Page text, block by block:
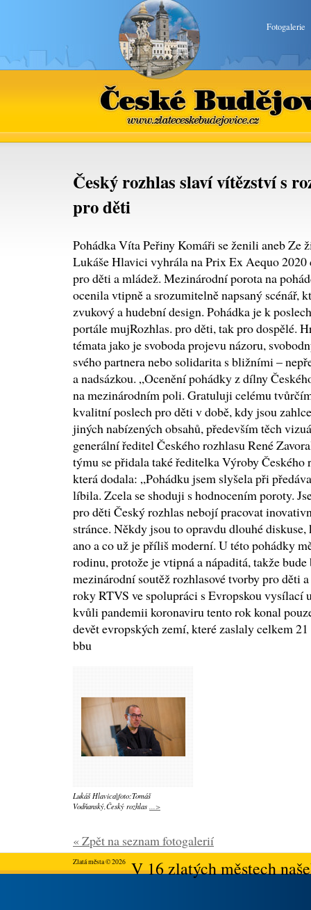
Fotogalerie
České Budějovice
www.zlateceskebudejovice.cz
Český rozhlas slaví vítězství s
pro děti
Pohádka Víta Peřiny Komáři se ženili aneb Ze
Lukáše Hlavici vyhrála na Prix Ex Aequo 2020
pro děti a mládež. Mezinárodní porota na
ocenila vtipně a srozumitelně napsaný scénář,
zvukový a hudební design. Pohádka je k
portále mujRozhlas. pro děti, tak pro dospělé.
témata jako je svoboda projevu názoru,
svého partnera nebo solidarita s bližními –
a nadsázkou. „Ocenění pohádky z dílny
na mezinárodním poli. Gratuluji celému
kvalitní poslech pro děti v době, kdy jsou
jiných nabízených obsahů, především těch
generální ředitel Českého rozhlasu René
týmu se přidala také ředitelka Výroby Českého
která dodala: „Pohádku jsem slyšela při
líbila. Zcela se shoduji s hodnocením poroty.
pro děti Český rozhlas nebojí pracovat
stránce. Někdy jsou to opravdu dlouhé
ano a co už je příliš moderní. U této pohádky
rodinu, protože je vtipná a nápaditá, takže
mezinárodní soutěž rozhlasové tvorby pro děti
roky RTVS ve spolupráci s Evropskou vysílací
kvůli pandemii koronaviru tento rok konal
devět evropských zemí, které zaslaly celkem
bbu
Lukáš Hlavica|foto:Tomáš
Vodňanský,Český rozhlas ...>
« Zpět na seznam fotogalerií
Zlatá města © 2026V 16 zlatých městech